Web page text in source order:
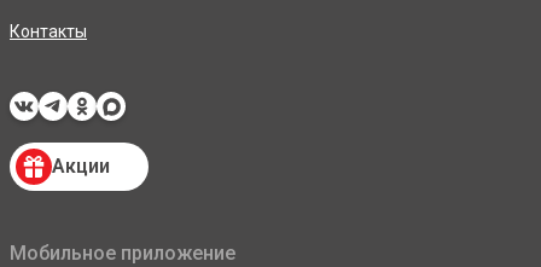
Контакты
Акции
Мобильное приложение